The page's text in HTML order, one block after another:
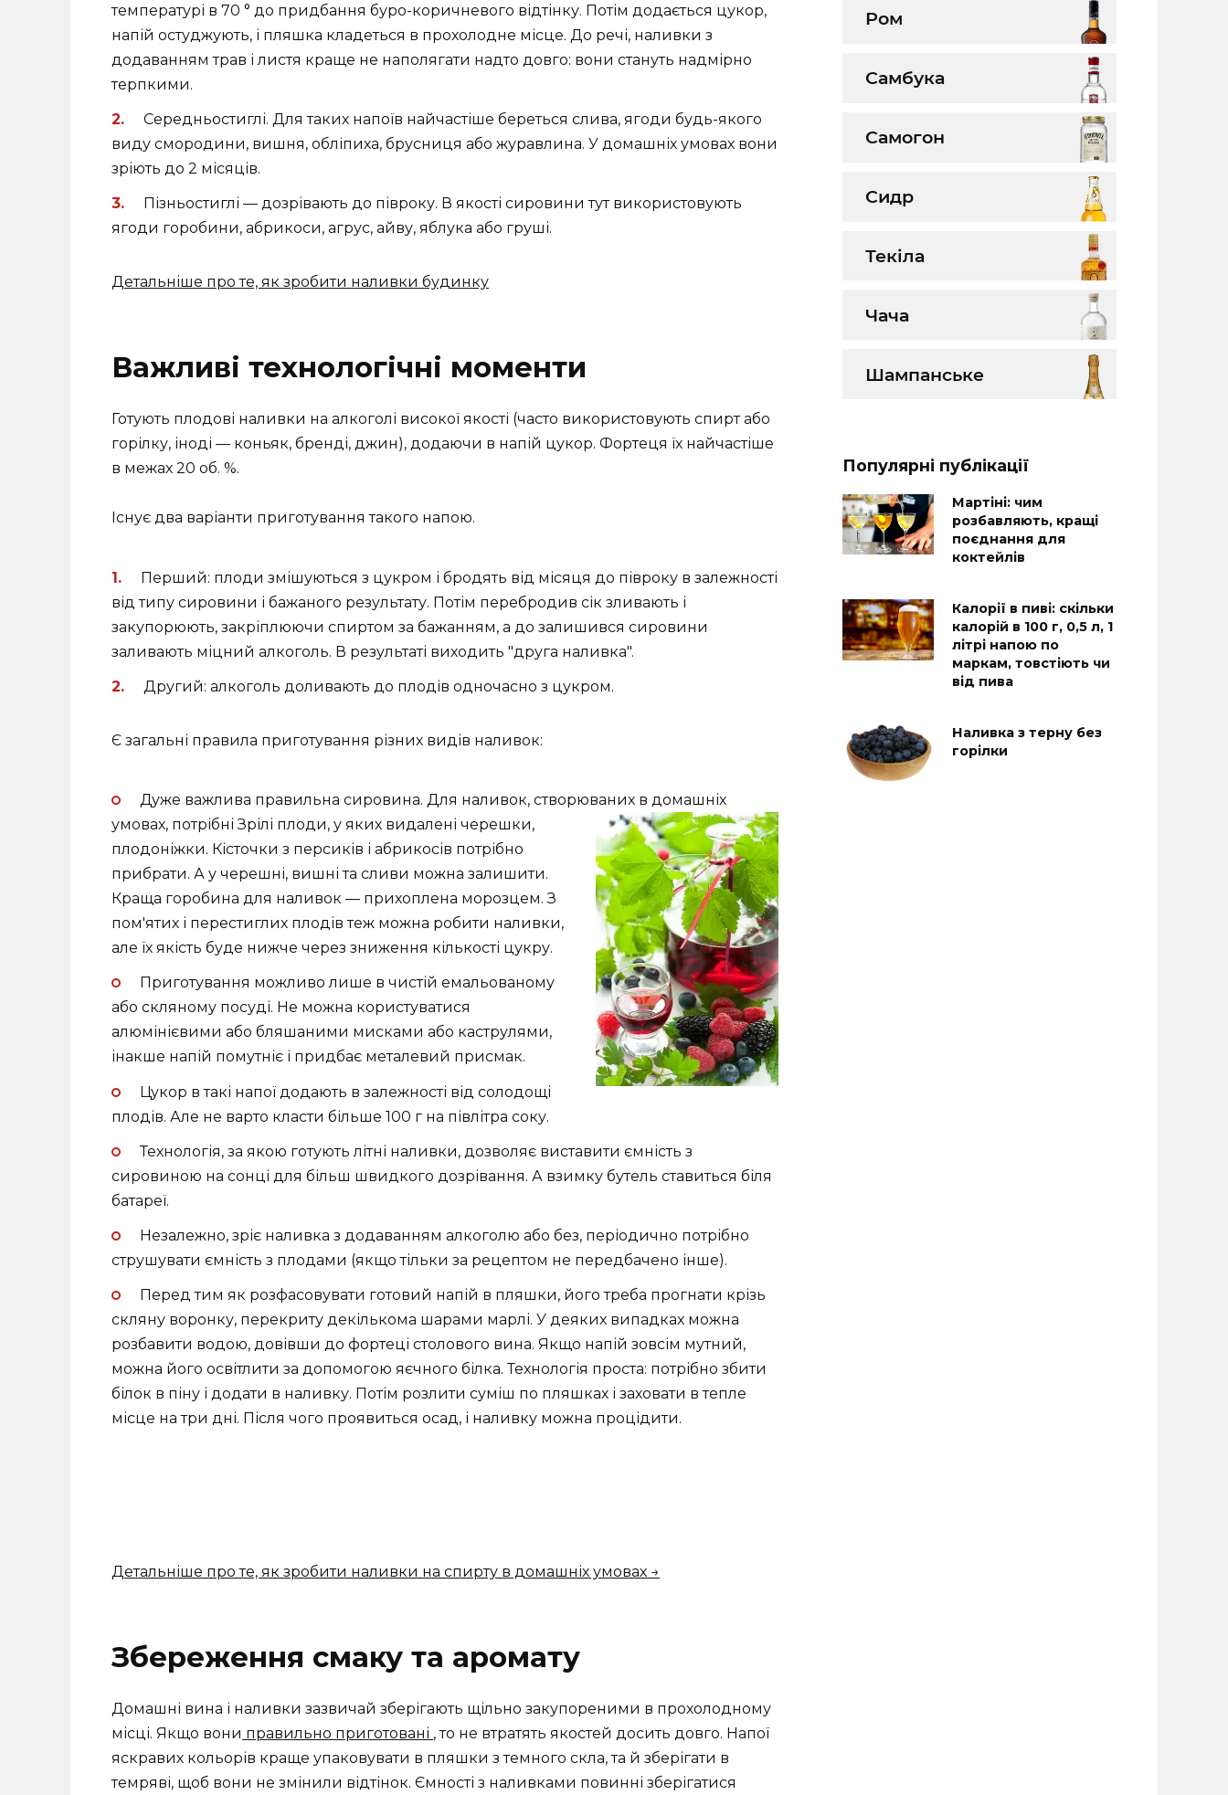
температурі в 70 ° до придбання буро-коричневого відтінку. Потім додається цукор,
напій остуджують, і пляшка кладеться в прохолодне місце. До речі, наливки з
додаванням трав і листя краще не наполягати надто довго: вони стануть надмірно
терпкими.
Середньостиглі. Для таких напоїв найчастіше береться слива, ягоди будь-якого
виду смородини, вишня, обліпиха, брусниця або журавлина. У домашніх умовах вони
зріють до 2 місяців.
Пізньостиглі — дозрівають до півроку. В якості сировини тут використовують
ягоди горобини, абрикоси, агрус, айву, яблука або груші.
Детальніше про те, як зробити наливки будинку
Важливі технологічні моменти
Готують плодові наливки на алкоголі високої якості (часто використовують спирт або
горілку, іноді — коньяк, бренді, джин), додаючи в напій цукор. Фортеця їх найчастіше
в межах 20 об. %.
Існує два варіанти приготування такого напою.
Перший: плоди змішуються з цукром і бродять від місяця до півроку в залежності
від типу сировини і бажаного результату. Потім перебродив сік зливають і
закупорюють, закріплюючи спиртом за бажанням, а до залишився сировини
заливають міцний алкоголь. В результаті виходить "друга наливка".
Другий: алкоголь доливають до плодів одночасно з цукром.
Є загальні правила приготування різних видів наливок:
Дуже важлива правильна сировина. Для наливок, створюваних в домашніх
умовах, потрібні Зрілі плоди, у яких видалені черешки,
плодоніжки. Кісточки з персиків і абрикосів потрібно
прибрати. А у черешні, вишні та сливи можна залишити.
Краща горобина для наливок — прихоплена морозцем. З
пом'ятих і перестиглих плодів теж можна робити наливки,
але їх якість буде нижче через зниження кількості цукру.
Приготування можливо лише в чистій емальованому
або скляному посуді. Не можна користуватися
алюмінієвими або бляшаними мисками або каструлями,
інакше напій помутніє і придбає металевий присмак.
Цукор в такі напої додають в залежності від солодощі
плодів. Але не варто класти більше 100 г на півлітра соку.
Технологія, за якою готують літні наливки, дозволяє виставити ємність з
сировиною на сонці для більш швидкого дозрівання. А взимку бутель ставиться біля
батареї.
Незалежно, зріє наливка з додаванням алкоголю або без, періодично потрібно
струшувати ємність з плодами (якщо тільки за рецептом не передбачено інше).
Перед тим як розфасовувати готовий напій в пляшки, його треба прогнати крізь
скляну воронку, перекриту декількома шарами марлі. У деяких випадках можна
розбавити водою, довівши до фортеці столового вина. Якщо напій зовсім мутний,
можна його освітлити за допомогою яєчного білка. Технологія проста: потрібно збити
білок в піну і додати в наливку. Потім розлити суміш по пляшках і заховати в тепле
місце на три дні. Після чого проявиться осад, і наливку можна процідити.
Детальніше про те, як зробити наливки на спирту в домашніх умовах →
Збереження смаку та аромату
Домашні вина і наливки зазвичай зберігають щільно закупореними в прохолодному
місці. Якщо вони правильно приготовані , то не втратять якостей досить довго. Напої
яскравих кольорів краще упаковувати в пляшки з темного скла, та й зберігати в
темряві, щоб вони не змінили відтінок. Ємності з наливками повинні зберігатися
Ром
Самбука
Самогон
Сидр
Текіла
Чача
Шампанське
Популярні публікації
Мартіні: чим
розбавляють, кращі
поєднання для
коктейлів
Калорії в пиві: скільки
калорій в 100 г, 0,5 л, 1
літрі напою по
маркам, товстіють чи
від пива
Наливка з терну без
горілки